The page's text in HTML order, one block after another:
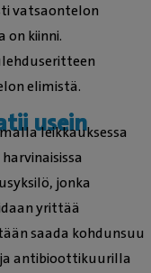
vatsaontelon
on kiinni.
elimistä.
usein
leikkauksessa
jonka
yrittää
saada kohdunsuu
antibioottikuurilla